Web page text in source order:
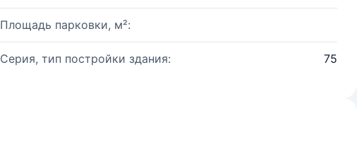
Площадь парковки, м²:
Серия, тип постройки здания: 75